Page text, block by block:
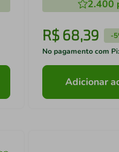
2.400
R$68,39 -
No pagamento com
Adicionar